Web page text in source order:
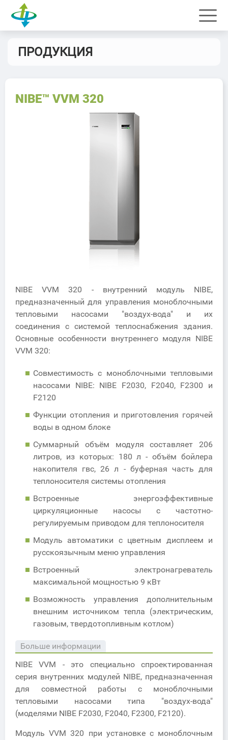
ПРОДУКЦИЯ
NIBE™ VVM 320
NIBE VVM 320 - внутренний модуль NIBE,
предназначенный для управления моноблочными
тепловыми насосами "воздух-вода" и их
соединения с системой теплоснабжения здания.
Основные особенности внутреннего модуля NIBE
VVM 320:
Совместимость с моноблочными тепловыми
насосами NIBE: NIBE F2030, F2040, F2300 и
F2120
Функции отопления и приготовления горячей
воды в одном блоке
Суммарный объём модуля составляет 206
литров, из которых: 180 л - объём бойлера
накопителя гвс, 26 л - буферная часть для
теплоносителя системы отопления
Встроенные энергоэффективные
циркуляционные насосы с частотно-
регулируемым приводом для теплоносителя
Модуль автоматики с цветным дисплеем и
русскоязычным меню управления
Встроенный электронагреватель
максимальной мощностью 9 кВт
Возможность управления дополнительным
внешним источником тепла (электрическим,
газовым, твердотопливным котлом)
Больше информации
NIBE VVM - это специально спроектированная
серия внутренних модулей NIBE, предназначенная
для совместной работы с моноблочными
тепловыми насосами типа "воздух-вода"
(моделями NIBE F2030, F2040, F2300, F2120).
Модуль VVM 320 при установке с моноблочным